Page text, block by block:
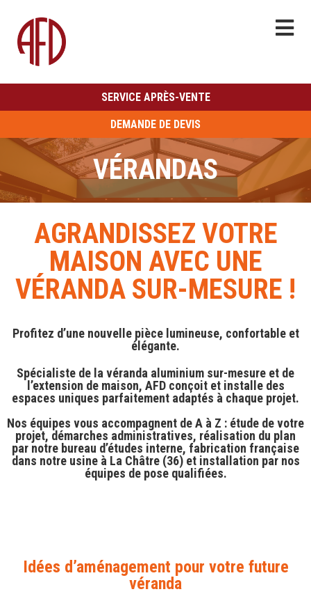
SERVICE APRÈS-VENTE
DEMANDE DE DEVIS
VÉRANDAS
AGRANDISSEZ VOTRE
MAISON AVEC UNE
VÉRANDA SUR-MESURE !
Profitez d’une nouvelle pièce lumineuse, confortable et
élégante.
Spécialiste de la véranda aluminium sur-mesure et de
l’extension de maison, AFD conçoit et installe des
espaces uniques parfaitement adaptés à chaque projet.
Nos équipes vous accompagnent de A à Z : étude de votre
projet, démarches administratives, réalisation du plan
parnotre bureau d’études interne, fabrication française
dans notre usine à La Châtre (36)et installation par nos
équipes de pose qualifiées.
Idées d’aménagement pour votre future
véranda